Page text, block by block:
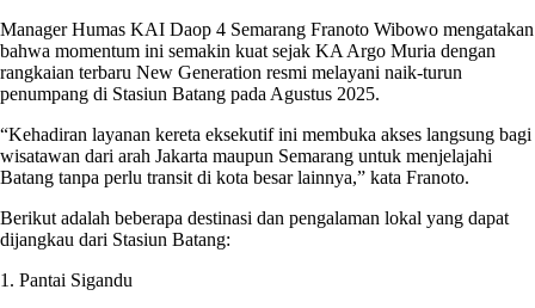
Manager Humas KAI Daop 4 Semarang Franoto Wibowo mengatakan
bahwa momentum ini semakin kuat sejak KA Argo Muria dengan
rangkaian terbaru New Generation resmi melayani naik-turun
penumpang di Stasiun Batang pada Agustus 2025.
“Kehadiran layanan kereta eksekutif ini membuka akses langsung bagi
wisatawan dari arah Jakarta maupun Semarang untuk menjelajahi
Batang tanpa perlu transit di kota besar lainnya,” kata Franoto.
Berikut adalah beberapa destinasi dan pengalaman lokal yang dapat
dijangkau dari Stasiun Batang:
1. Pantai Sigandu